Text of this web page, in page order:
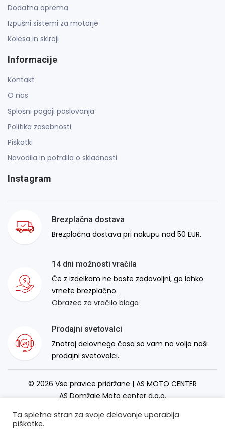
Dodatna oprema
Izpušni sistemi za motorje
Kolesa in skiroji
Informacije
Kontakt
O nas
Splošni pogoji poslovanja
Politika zasebnosti
Piškotki
Navodila in potrdila o skladnosti
Instagram
Brezplačna dostava
Brezplačna dostava pri nakupu nad 50 EUR.
14 dni možnosti vračila
Če z izdelkom ne boste zadovoljni, ga lahko
vrnete brezplačno.
Obrazec za vračilo blaga
Prodajni svetovalci
Znotraj delovnega časa so vam na voljo naši
prodajni svetovalci.
© 2026 Vse pravice pridržane | AS MOTO CENTER
AS Domžale Moto center d.o.o.
Ta spletna stran za svoje delovanje uporablja
piškotke.